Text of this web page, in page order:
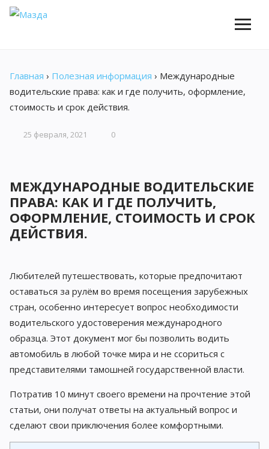
Главная › Полезная информация › Международные
водительские права: как и где получить, оформление,
стоимость и срок действия.
25 февраля, 2021 0
МЕЖДУНАРОДНЫЕ ВОДИТЕЛЬСКИЕ
ПРАВА: КАК И ГДЕ ПОЛУЧИТЬ,
ОФОРМЛЕНИЕ, СТОИМОСТЬ И СРОК
ДЕЙСТВИЯ.
Любителей путешествовать, которые предпочитают
оставаться за рулём во время посещения зарубежных
стран, особенно интересует вопрос необходимости
водительского удостоверения международного
образца. Этот документ мог бы позволить водить
автомобиль в любой точке мира и не ссориться с
представителями тамошней государственной власти.
Потратив 10 минут своего времени на прочтение этой
статьи, они получат ответы на актуальный вопрос и
сделают свои приключения более комфортными.